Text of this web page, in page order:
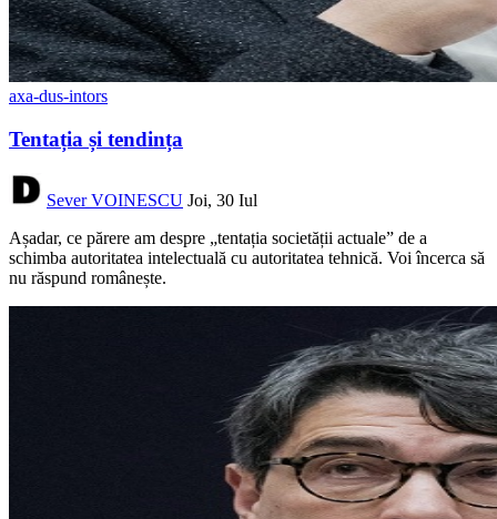
axa-dus-intors
Tentația și tendința
Sever VOINESCU Joi, 30 Iul
Așadar, ce părere am despre „tentația societății actuale” de a
schimba autoritatea intelectuală cu autoritatea tehnică. Voi încerca să
nu răspund românește.